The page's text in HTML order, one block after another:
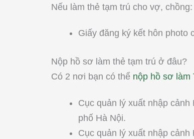
Nếu làm thẻ tạm trú cho vợ, chồng:
Giấy đăng ký kết hôn photo
Nộp hồ sơ làm thẻ tạm trú ở đâu?
Có 2 nơi bạn có thể nộp hồ sơ làm
Cục quản lý xuất nhập
phố Hà Nội.
Cục quản lý xuất nhập